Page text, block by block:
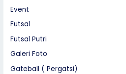
Event
Futsal
Futsal Putri
Galeri Foto
Gateball ( Pergatsi)